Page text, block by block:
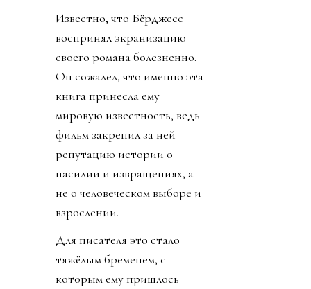
Известно, что Бёрджесс
воспринял экранизацию
своего романа болезненно.
Он сожалел, что именно эта
книга принесла ему
мировую известность, ведь
фильм закрепил за ней
репутацию истории о
насилии и извращениях, а
не о человеческом выборе и
взрослении.
Для писателя это стало
тяжёлым бременем, с
которым ему пришлось